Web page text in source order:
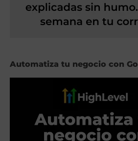
Automatiza tu negocio con